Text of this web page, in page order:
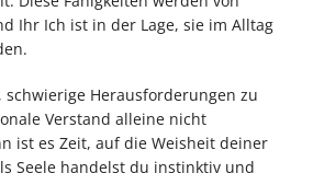
Ihr Ich ist in der Lage, sie im Alltag
schwierige Herausforderungen zu
Verstand alleine nicht
ist es Zeit, auf die Weisheit deiner
Seele handelst du instinktiv und